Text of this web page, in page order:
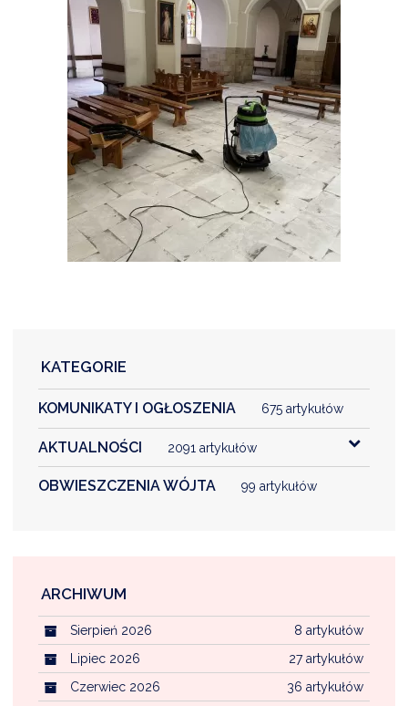
KATEGORIE
KOMUNIKATY I OGŁOSZENIA 675 artykułów
AKTUALNOŚCI 2091 artykułów
OBWIESZCZENIA WÓJTA 99 artykułów
ARCHIWUM
8 artykułów
Sierpień 2026
27 artykułów
Lipiec 2026
36 artykułów
Czerwiec 2026